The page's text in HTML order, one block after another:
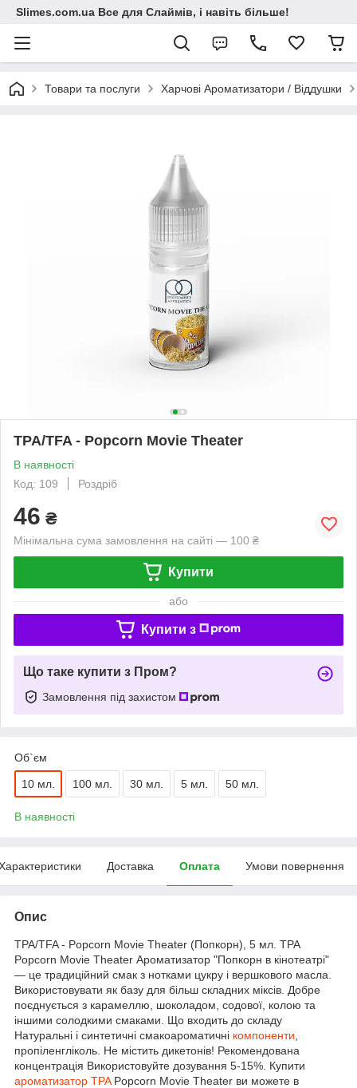
Slimes.com.ua Все для Слаймів, і навіть більше!
Товари та послуги Харчові Ароматизатори / Віддушки
TPA/TFA - Popcorn Movie Theater
В наявності
Код: 109
Роздріб
46 ₴
Мінімальна сума замовлення на сайті — 100 ₴
Купити
або
Купити з
Що таке купити з Пром?
Замовлення під захистом
Об`єм
10 мл. 100 мл. 30 мл. 5 мл. 50 мл.
В наявності
Доставка Оплата Умови повернення
Опис
TPA/TFA - Popcorn Movie Theater (Попкорн), 5 мл. TPA
Popcorn Movie Theater Ароматизатор "Попкорн в кінотеатрі"
— це традиційний смак з нотками цукру і вершкового масла.
Використовувати як базу для більш складних міксів. Добре
поєднується з карамеллю, шоколадом, содової, колою та
іншими солодкими смаками. Що входить до складу
Натуральні і синтетичні смакоароматичні компоненти
пропіленгліколь. Не містить дикетонів! Рекомендована
концентрація Використовуйте дозування 5-15%. Купити
ароматизатор TPAPopcorn Movie Theater ви можете в